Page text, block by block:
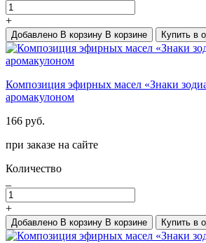
+
Добавлено В корзину В корзине Купить в
Композиция эфирных масел «Знаки
аромакулоном
166 руб.
при заказе на сайте
Количество
+
Добавлено В корзину В корзине Купить в